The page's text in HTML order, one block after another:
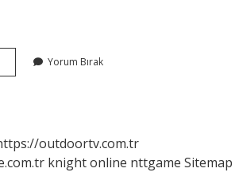
Yorum Bırak
outdoortv.com.tr
knight online nttgame Sitemap